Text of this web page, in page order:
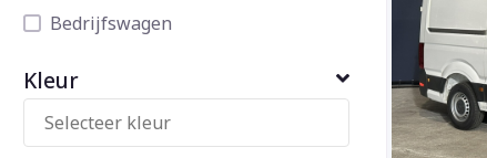
Bedrijfswagen
Kleur